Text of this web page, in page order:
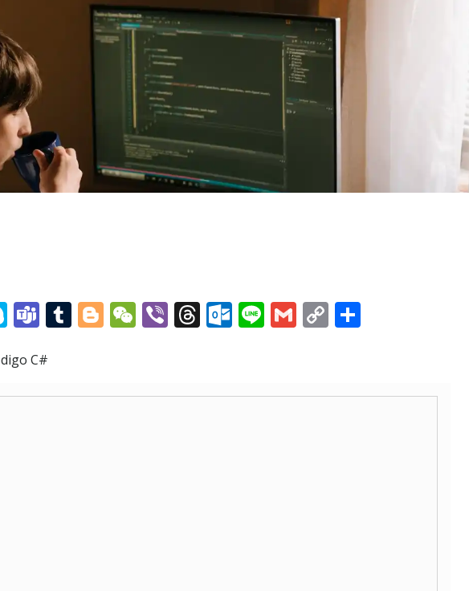
SkypeTeams
Tumblr
Blogger
WeChat
ViberThreads
Outlook.com
LineGmail
Copy
Link
C#